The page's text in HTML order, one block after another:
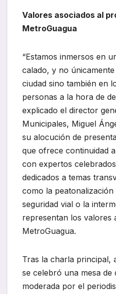
Valores asociados al
MetroGuagua
“Estamos inmersos en
calado, y no
ciudad sino también en
personas a la hora de
explicado el director
Municipales, Miguel
su alocución de
que ofrece continuidad
con expertos
dedicados a temas
como la peatonalización
seguridad vial o la
representan los valores
MetroGuagua.
Tras la charla principal,
se celebró una mesa de
moderada por el